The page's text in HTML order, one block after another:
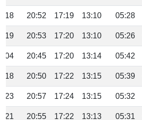
05:28
13:10
17:19
20:52
05:26
13:10
17:20
20:53
05:42
13:14
17:20
20:45
05:39
13:15
17:22
20:50
05:32
13:15
17:24
20:57
05:31
13:13
17:22
20:55